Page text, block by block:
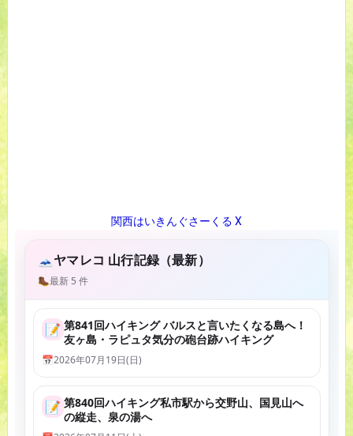
関西はいきんぐさーくる X